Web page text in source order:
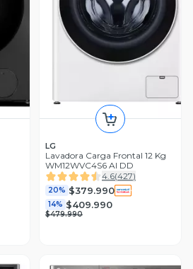
LG
Lavadora Carga Frontal 12 Kg
WM12WVC4S6 AI DD
4.6(427)
20% $379.990
14% $409.990
$479.990